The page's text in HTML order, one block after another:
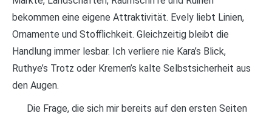
bekommen eine eigene Attraktivität. Evely liebt Linien,
Ornamente und Stofflichkeit. Gleichzeitig bleibt die
Handlung immer lesbar. Ich verliere nie Kara’s Blick,
Ruthye’s Trotz oder Kremen’s kalte Selbstsicherheit aus
den Augen.
Die Frage, die sich mir bereits auf den ersten Seiten